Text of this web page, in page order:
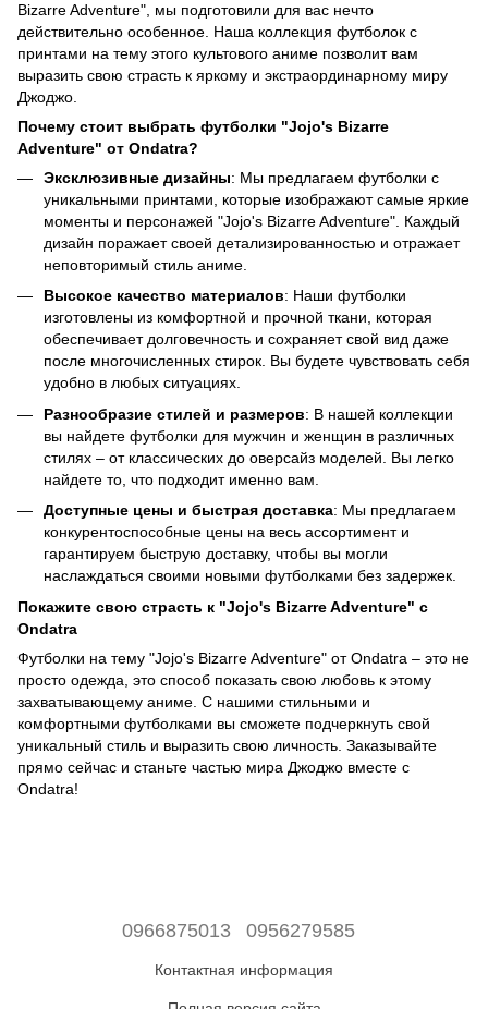
Bizarre Adventure", мы подготовили для вас нечто
действительно особенное. Наша коллекция футболок с
принтами на тему этого культового аниме позволит вам
выразить свою страсть к яркому и экстраординарному миру
Джоджо.
Почему стоит выбрать футболки "Jojo's Bizarre
Adventure" от Ondatra?
Эксклюзивные дизайны: Мы предлагаем футболки с
уникальными принтами, которые изображают самые яркие
моменты и персонажей "Jojo's Bizarre Adventure". Каждый
дизайн поражает своей детализированностью и отражает
неповторимый стиль аниме.
Высокое качество материалов: Наши футболки
изготовлены из комфортной и прочной ткани, которая
обеспечивает долговечность и сохраняет свой вид даже
после многочисленных стирок. Вы будете чувствовать себя
удобно в любых ситуациях.
Разнообразие стилей и размеров: В нашей коллекции
вы найдете футболки для мужчин и женщин в различных
стилях – от классических до оверсайз моделей. Вы легко
найдете то, что подходит именно вам.
Доступные цены и быстрая доставка: Мы предлагаем
конкурентоспособные цены на весь ассортимент и
гарантируем быструю доставку, чтобы вы могли
наслаждаться своими новыми футболками без задержек.
Покажите свою страсть к "Jojo's Bizarre Adventure" с
Ondatra
Футболки на тему "Jojo's Bizarre Adventure" от Ondatra – это не
просто одежда, это способ показать свою любовь к этому
захватывающему аниме. С нашими стильными и
комфортными футболками вы сможете подчеркнуть свой
уникальный стиль и выразить свою личность. Заказывайте
прямо сейчас и станьте частью мира Джоджо вместе с
Ondatra!
0966875013 0956279585
Контактная информация